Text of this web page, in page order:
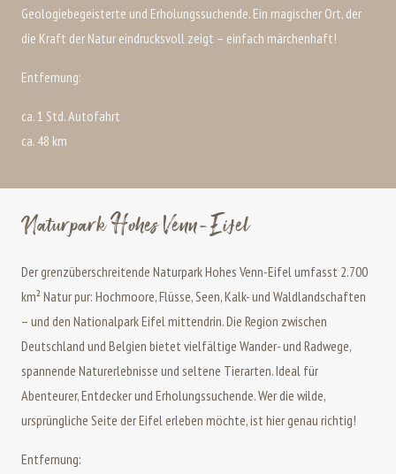
Geologiebegeisterte und Erholungssuchende. Ein magischer Ort, der
die Kraft der Natur eindrucksvoll zeigt – einfach märchenhaft!
Entfernung:
ca. 1 Std. Autofahrt
ca. 48 km
Naturpark Hohes Venn-Eifel
Der grenzüberschreitende Naturpark Hohes Venn-Eifel umfasst 2.700
km² Natur pur: Hochmoore, Flüsse, Seen, Kalk- und Waldlandschaften
– und den Nationalpark Eifel mittendrin. Die Region zwischen
Deutschland und Belgien bietet vielfältige Wander- und Radwege,
spannende Naturerlebnisse und seltene Tierarten. Ideal für
Abenteurer, Entdecker und Erholungssuchende. Wer die wilde,
ursprüngliche Seite der Eifel erleben möchte, ist hier genau richtig!
Entfernung: